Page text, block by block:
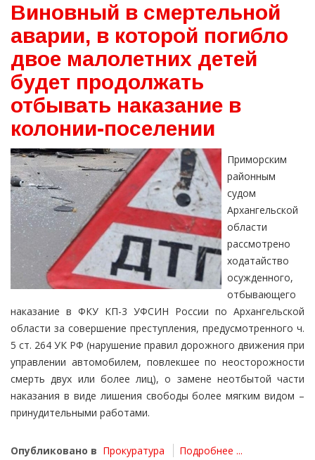
Виновный в смертельной
аварии, в которой погибло
двое малолетних детей
будет продолжать
отбывать наказание в
колонии-поселении
Приморским
районным
судом
Архангельской
области
рассмотрено
ходатайство
осужденного,
отбывающего
наказание в ФКУ КП-3 УФСИН России по Архангельской
области за совершение преступления, предусмотренного ч.
5 ст. 264 УК РФ (нарушение правил дорожного движения при
управлении автомобилем, повлекшее по неосторожности
смерть двух или более лиц), о замене неотбытой части
наказания в виде лишения свободы более мягким видом –
принудительными работами.
Опубликовано в Прокуратура Подробнее ...